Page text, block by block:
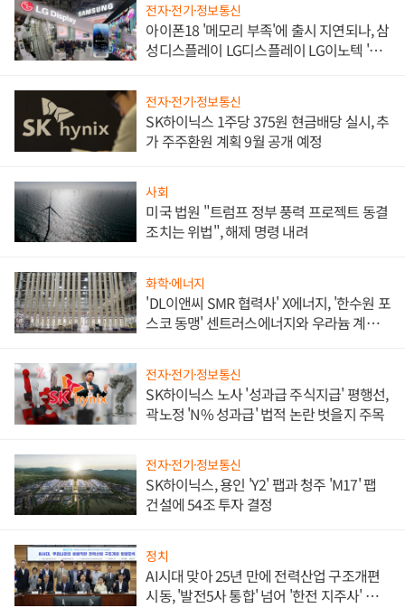
전자·전기·정보통신
아이폰18 '메모리 부족'에 출시 지연되나, 삼
성디스플레이 LG디스플레이 LG이노텍 '탈
전자·전기·정보통신
SK하이닉스 1주당 375원 현금배당 실시, 추
가 주주환원 계획 9월 공개 예정
사회
미국 법원 "트럼프 정부 풍력 프로젝트 동결
조치는 위법", 해제 명령 내려
화학·에너지
'DL이앤씨 SMR 협력사' X에너지, '한수원 포
스코 동맹' 센트러스에너지와 우라늄 계약
전자·전기·정보통신
SK하이닉스 노사 '성과급 주식지급' 평행선,
곽노정 'N% 성과급' 법적 논란 벗을지 주목
전자·전기·정보통신
SK하이닉스, 용인 'Y2' 팹과 청주 'M17' 팹
건설에 54조 투자 결정
정치
AI시대 맞아 25년 만에 전력산업 구조개편
시동, '발전5사 통합' 넘어 '한전 지주사' 재편